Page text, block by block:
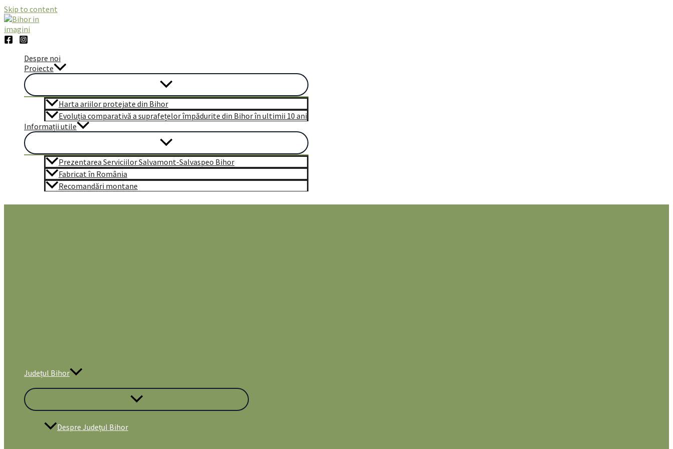
Skip to content
Despre noi
Proiecte
Harta ariilor protejate din Bihor
Evoluția comparativă a suprafețelor împădurite din Bihor în ultimii 10 ani
Informații utile
Prezentarea Serviciilor Salvamont-Salvaspeo Bihor
Fabricat în România
Recomandări montane
Județul Bihor
Despre Județul Bihor